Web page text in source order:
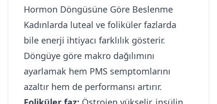
Hormon Döngüsüne Göre Beslenme
Kadınlarda luteal ve foliküler fazlarda
bile enerji ihtiyacı farklılık gösterir.
Döngüye göre makro dağılımını
ayarlamak hem PMS semptomlarını
azaltır hem de performansı artırır.